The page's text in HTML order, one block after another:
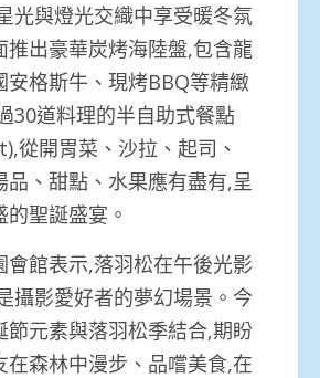
光與燈光交織中享受暖冬氛
推出豪華炭烤海陸盤,包含龍
安格斯牛、現烤BBQ等精緻
30道料理的半自助式餐點
從開胃菜、沙拉、起司、
品、甜點、水果應有盡有,呈
聖誕盛宴。
會館表示,落羽松在午後光影
攝影愛好者的夢幻場景。今
節元素與落羽松季結合,期盼
在森林中漫步、品嚐美食,在